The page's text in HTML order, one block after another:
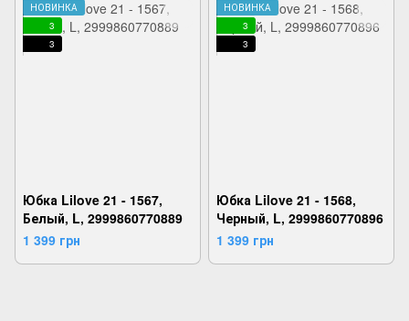
НОВИНКА
3
3
Юбка Lilove 21 - 1567,
Белый, L, 2999860770889
1 399 грн
НОВИНКА
3
3
Юбка Lilove 21 - 1568,
Черный, L, 2999860770896
1 399 грн